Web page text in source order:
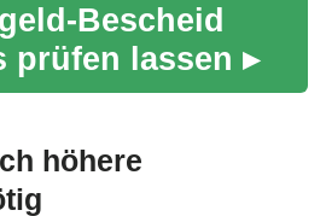
Bescheid
prüfen lassen ▸
höhere